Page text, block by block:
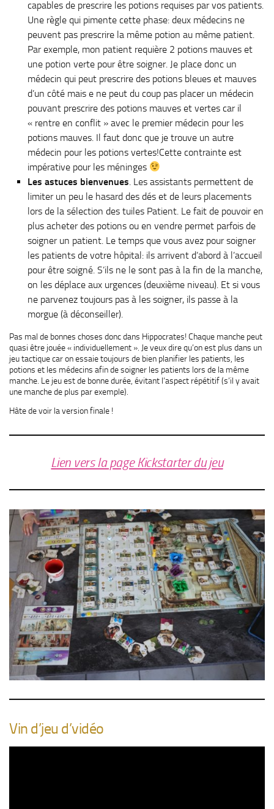
capables de prescrire les potions requises par vos patients.
Une règle qui pimente cette phase: deux médecins ne
peuvent pas prescrire la même potion au même patient.
Par exemple, mon patient requière 2 potions mauves et
une potion verte pour être soigner. Je place donc un
médecin qui peut prescrire des potions bleues et mauves
d’un côté mais e ne peut du coup pas placer un médecin
pouvant prescrire des potions mauves et vertes car il
« rentre en conflit » avec le premier médecin pour les
potions mauves. Il faut donc que je trouve un autre
médecin pour les potions vertes!Cette contrainte est
impérative pour les méninges
Les astuces bienvenues. Les assistants permettent de
limiter un peu le hasard des dés et de leurs placements
lors de la sélection des tuiles Patient. Le fait de pouvoir en
plus acheter des potions ou en vendre permet parfois de
soigner un patient. Le temps que vous avez pour soigner
les patients de votre hôpital: ils arrivent d’abord à l’accueil
pour être soigné. S’ils ne le sont pas à la fin de la manche,
on les déplace aux urgences (deuxième niveau). Et si vous
ne parvenez toujours pas à les soigner, ils passe à la
morgue (à déconseiller).
Pas mal de bonnes choses donc dans Hippocrates! Chaque manche peut
quasi être jouée « individuellement ». Je veux dire qu’on est plus dans un
jeu tactique car on essaie toujours de bien planifier les patients, les
potions et les médecins afin de soigner les patients lors de la même
manche. Le jeu est de bonne durée, évitant l’aspect répétitif (s’il y avait
une manche de plus par exemple).
Hâte de voir la version finale !
Lien vers la page Kickstarter du jeu
Vin d’jeu d’vidéo